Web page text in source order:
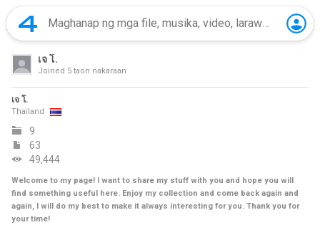
เจ โ.
Joined 5 taon nakaraan
เจ โ.
Thailand
9
63
49,444
Welcome to my page! I want to share my stuff with you and hope you will
find something useful here. Enjoy my collection and come back again and
again, I will do my best to make it always interesting for you. Thank you for
your time!